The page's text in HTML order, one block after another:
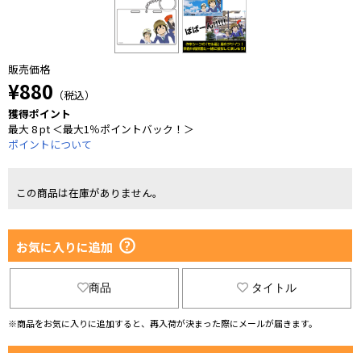
販売価格
¥880 （税込）
獲得ポイント
最大 8 pt ＜最大1％ポイントバック！＞
ポイントについて
この商品は在庫がありません。
お気に入りに追加
商品 タイトル
※商品をお気に入りに追加すると、再入荷が決まった際にメールが届きます。